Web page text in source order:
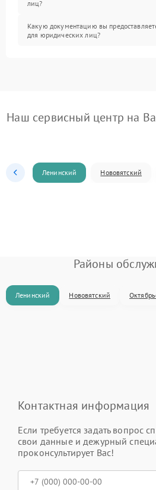
лиц?
Какую документацию вы
для юридических лиц?
Наш сервисный центр на
Ленинский Нововятский
Районы
Ленинский Нововятский
Контактная информация
Если требуется задать вопрос
свои данные и дежурный
проконсультирует Вас!